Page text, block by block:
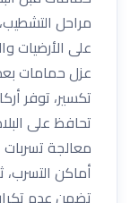
مراحل
عزل حمامات
تكسير، توفر
معالجة
أماكن التسرب،
تضمن عدم